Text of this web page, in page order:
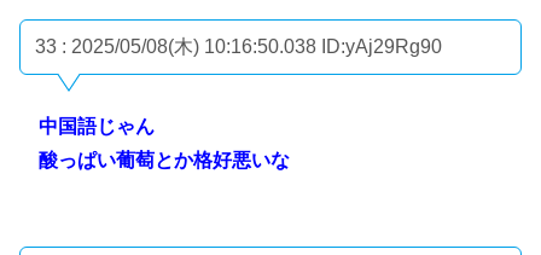
33 : 2025/05/08(木) 10:16:50.038 ID:yAj29Rg90
中国語じゃん
酸っぱい葡萄とか格好悪いな